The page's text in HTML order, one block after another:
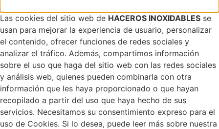
Las cookies del sitio web de HACEROS INOXIDABLES se
usan para mejorar la experiencia de usuario, personalizar
el contenido, ofrecer funciones de redes sociales y
analizar el tráfico. Además, compartimos información
sobre el uso que haga del sitio web con las redes sociales
y análisis web, quienes pueden combinarla con otra
información que les haya proporcionado o que hayan
recopilado a partir del uso que haya hecho de sus
servicios. Necesitamos su consentimiento expreso para el
uso de Cookies. Si lo desea, puede leer más sobre nuestra